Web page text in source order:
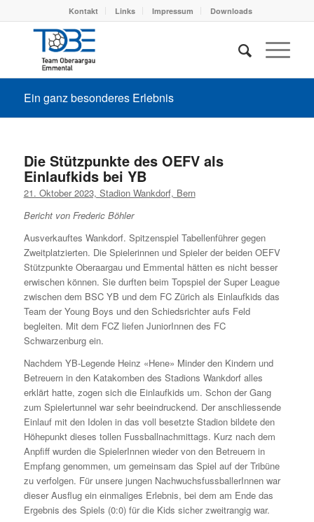
Kontakt Links Impressum Downloads
Ein ganz besonderes Erlebnis
Die Stützpunkte des OEFV als
Einlaufkids bei YB
21. Oktober 2023, Stadion Wankdorf, Bern
Bericht von Frederic Böhler
Ausverkauftes Wankdorf. Spitzenspiel Tabellenführer gegen
Zweitplatzierten. Die Spielerinnen und Spieler der beiden OEFV
Stützpunkte Oberaargau und Emmental hätten es nicht besser
erwischen können. Sie durften beim Topspiel der Super League
zwischen dem BSC YB und dem FC Zürich als Einlaufkids das
Team der Young Boys und den Schiedsrichter aufs Feld
begleiten. Mit dem FCZ liefen JuniorInnen des FC
Schwarzenburg ein.
Nachdem YB-Legende Heinz «Hene» Minder den Kindern und
Betreuern in den Katakomben des Stadions Wankdorf alles
erklärt hatte, zogen sich die Einlaufkids um. Schon der Gang
zum Spielertunnel war sehr beeindruckend. Der anschliessende
Einlauf mit den Idolen in das voll besetzte Stadion bildete den
Höhepunkt dieses tollen Fussballnachmittags. Kurz nach dem
Anpfiff wurden die SpielerInnen wieder von den Betreuern in
Empfang genommen, um gemeinsam das Spiel auf der Tribüne
zu verfolgen. Für unsere jungen NachwuchsfussballerInnen war
dieser Ausflug ein einmaliges Erlebnis, bei dem am Ende das
Ergebnis des Spiels (0:0) für die Kids sicher zweitrangig war.